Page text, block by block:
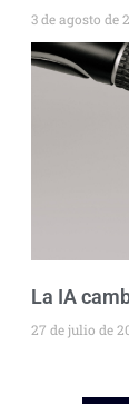
3 de agosto de
La IA
27 de julio de